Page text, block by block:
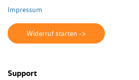
Impressum
Widerruf starten ->
Support